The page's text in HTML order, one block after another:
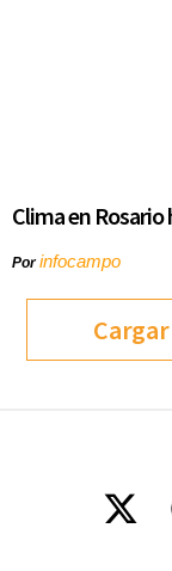
Clima en
Porinfocampo